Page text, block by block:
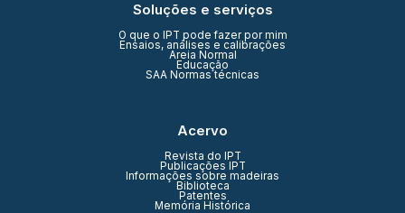
Soluções e serviços
O que o IPT pode fazer por mim
Ensaios, análises e calibrações
Areia Normal
Educação
SAA Normas técnicas
Acervo
Revista do IPT
Publicações IPT
Informações sobre madeiras
Biblioteca
Patentes
Memória Histórica